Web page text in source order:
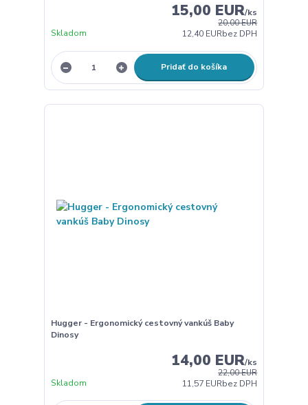
20,00 EUR
15,00 EUR/ks
12,40 EURbez DPH
Skladom
Pridať do košíka
Hugger - Ergonomický cestovný vankúš Baby
Dinosy
22,00 EUR
14,00 EUR/ks
11,57 EURbez DPH
Skladom